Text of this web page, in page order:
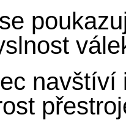
navštíví